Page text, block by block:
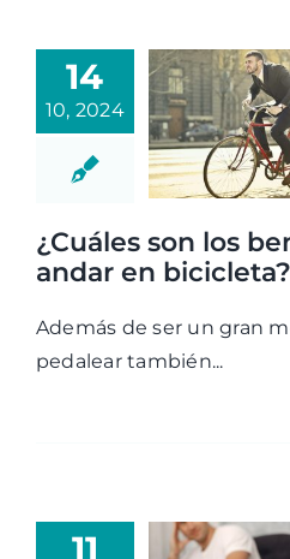
14
10, 2024
¿Cuáles son los
andar en bicicleta?
Además de ser un gran
pedalear también...
11